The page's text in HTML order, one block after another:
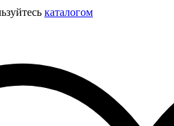
каталогом